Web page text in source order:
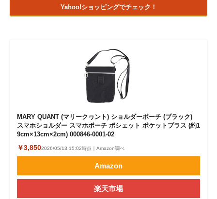
Yahoo!ショッピングでチェック！
MARY QUANT (マリークヮント) ショルダーポーチ (ブラック)
スマホショルダー スマホポーチ ポシェット ポケットプラス (約1
9cm×13cm×2cm) 000846-0001-02
￥3,8502026/05/13 15:02時点｜Amazon調べ
Amazon
楽天市場